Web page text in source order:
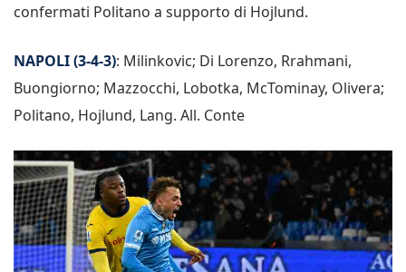
confermati Politano a supporto di Hojlund.
NAPOLI (3-4-3): Milinkovic; Di Lorenzo, Rrahmani,
Buongiorno; Mazzocchi, Lobotka, McTominay, Olivera;
Politano, Hojlund, Lang. All. Conte